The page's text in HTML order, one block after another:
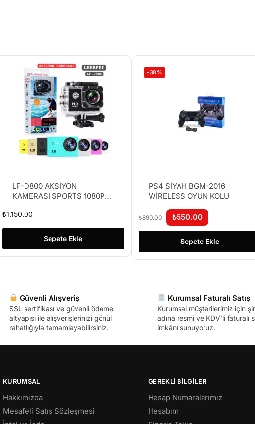
LF-D800 AKSİYON
KAMERASI SPORTS 1080P
₺1.150.00
Sepete Ekle
-38%
PS4 SİYAH BGM-2016
WİRELESS OYUN KOLU
₺890.00 ₺550.00
Sepete Ekle
Güvenli Alışveriş
SSL sertifikası ve güvenli ödeme
altyapısı ile alışverişlerinizi gönül
rahatlığıyla tamamlayabilirsiniz.
Kurumsal Faturalı Satış
Kurumsal müşterilerimiz için
adına resmi ve KDV’li faturalı
imkânı sunuyoruz.
KURUMSAL
Hakkımızda
Mesafeli Satış Sözleşmesi
GEREKLİ BİLGİLER
Hesap Numaralarımız
Hesabım